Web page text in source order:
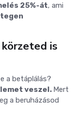
25%-át, ami
is
a betáplálás?
veszel. Mert
a beruházásod